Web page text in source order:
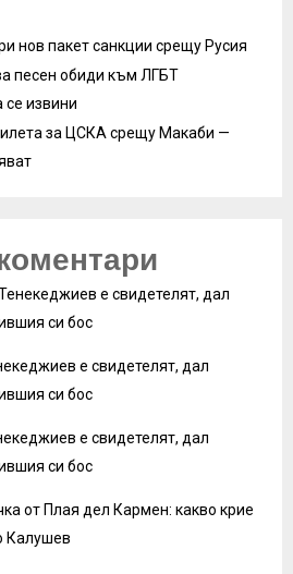
нов пакет санкции срещу Русия
песен обиди към ЛГБТ
се извини
за ЦСКА срещу Макаби —
е свидетелят, дал
си бос
е свидетелят, дал
си бос
е свидетелят, дал
си бос
от Плая дел Кармен: какво крие
Калушев